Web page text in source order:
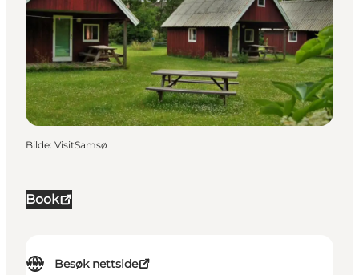
Book
Besøk nettside
Bilde: VisitSamsø